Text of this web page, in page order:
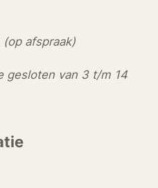
(op afspraak)
gesloten van 3 t/m 14